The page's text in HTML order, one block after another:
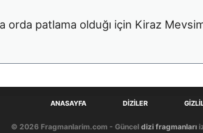
orda patlama olduğı için Kiraz
ANASAYFA DIZILER
© 2026 Fragmanlarim.com - Güncel dizi fragmanları